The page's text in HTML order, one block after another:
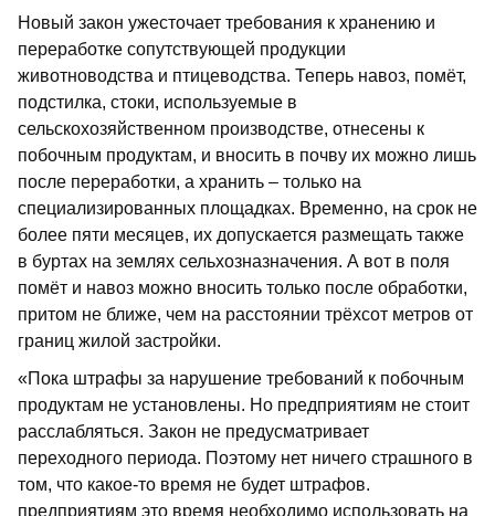
Новый закон ужесточает требования к хранению и
переработке сопутствующей продукции
животноводства и птицеводства. Теперь навоз, помёт,
подстилка, стоки, используемые в
сельскохозяйственном производстве, отнесены к
побочным продуктам, и вносить в почву их можно лишь
после переработки, а хранить – только на
специализированных площадках. Временно, на срок не
более пяти месяцев, их допускается размещать также
в буртах на землях сельхозназначения. А вот в поля
помёт и навоз можно вносить только после обработки,
притом не ближе, чем на расстоянии трёхсот метров от
границ жилой застройки.
«Пока штрафы за нарушение требований к побочным
продуктам не установлены. Но предприятиям не стоит
расслабляться. Закон не предусматривает
переходного периода. Поэтому нет ничего страшного в
том, что какое-то время не будет штрафов.
предприятиям это время необходимо использовать на